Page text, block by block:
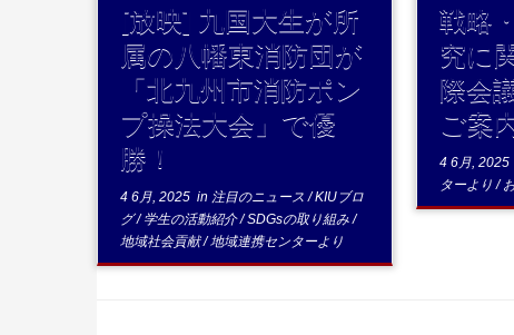
[放映] 九国大生が所
属の八幡東消防団が
「北九州市消防ポン
プ操法大会」で優
勝！
4 6月, 2025 in 注目のニュース/KIUブロ
グ/学生の活動紹介/SDGsの取り組み/
地域社会貢献/地域連携センターより
戦略
究に
際会
ご案
4 6月, 2025
ターより/